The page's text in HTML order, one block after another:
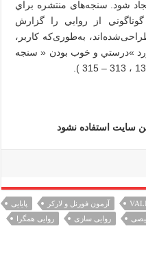
شود. سنجه‌های منتشره براي
از روايي را گزارش
به‌طوری‌که كاربر،
مورد »درستي و خوب بودن « سنجه
سایت استفاده نشود
آزمون فورنل و لارکر
پایایی
روایی سازی
روایی همگرا